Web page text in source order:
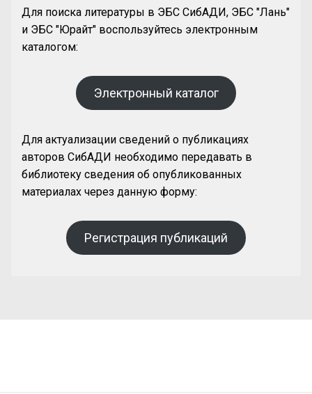
Для поиска литературы в ЭБС СибАДИ, ЭБС "Лань"
и ЭБС "Юрайт" воспользуйтесь электронным
каталогом:
Электронный каталог
Для актуализации сведений о публикациях
авторов СибАДИ необходимо передавать в
библиотеку сведения об опубликованных
материалах через данную форму:
Регистрация публикаций